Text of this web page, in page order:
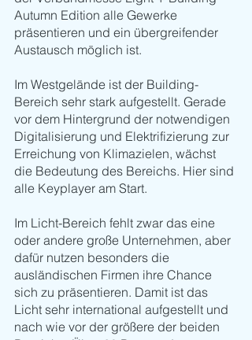
Autumn Edition alle Gewerke
präsentieren und ein übergreifender
Austausch möglich ist.
Im Westgelände ist der Building-
Bereich sehr stark aufgestellt. Gerade
vor dem Hintergrund der notwendigen
Digitalisierung und Elektrifizierung zur
Erreichung von Klimazielen, wächst
die Bedeutung des Bereichs. Hier sind
alle Keyplayer am Start.
Im Licht-Bereich fehlt zwar das eine
oder andere große Unternehmen, aber
dafür nutzen besonders die
ausländischen Firmen ihre Chance
sich zu präsentieren. Damit ist das
Licht sehr international aufgestellt und
nach wie vor der größere der beiden